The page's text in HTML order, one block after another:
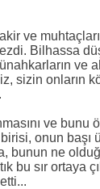
ve
Bilhassa
ve
sizin onların
ve bunu
onun başı
bunun ne
bu sır ortaya